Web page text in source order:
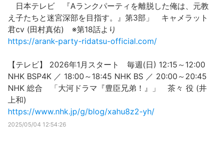
日本テレビ 『Aランクパーティを離脱した俺は、元教
え子たちと迷宮深部を目指す。』第3部」 キャメラット
君cv (田村真佑) ※第18話より
https://arank-party-ridatsu-official.com/
【テレビ】 2026年1月スタート 毎週(日) 12:15～12:00
NHK BSP4K ／ 18:00～18:45 NHK BS ／ 20:00～20:45
NHK 総合 「大河ドラマ『豊臣兄弟！』」 茶々 役 (井
上和)
https://www.nhk.jp/g/blog/xahu8z2-yh/
2025/05/04 12:54:26